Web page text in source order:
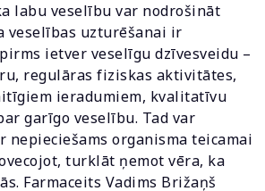
labu veselību var nodrošināt
veselības uzturēšanai ir
ietver veselīgu dzīvesveidu –
regulāras fiziskas aktivitātes,
ieradumiem, kvalitatīvu
garīgo veselību. Tad var
nepieciešams organisma teicamai
turklāt ņemot vēra, ka
Farmaceits Vadims Brižaņš